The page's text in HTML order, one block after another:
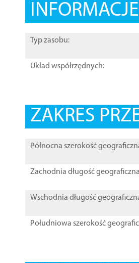
Typ zasobu:
Układ współrzędnych:
ZAKRES
Północna szerokość
Zachodnia długość
Wschodnia długość
Południowa szerokość